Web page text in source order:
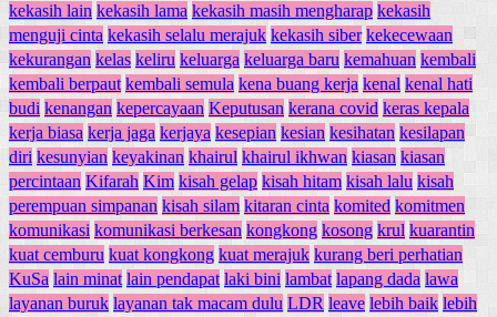
kekasih lain kekasih lama kekasih masih mengharap kekasih
menguji cinta kekasih selalu merajuk kekasih siber kekecewaan
kekurangan kelas keliru keluarga keluarga baru kemahuan kembali
kembali berpaut kembali semula kena buang kerja kenal kenal hati
budi kenangan kepercayaan Keputusan kerana covid keras kepala
kerja biasa kerja jaga kerjaya kesepian kesian kesihatan kesilapan
diri kesunyian keyakinan khairul khairul ikhwan kiasan kiasan
percintaan Kifarah Kim kisah gelap kisah hitam kisah lalu kisah
perempuan simpanan kisah silam kitaran cinta komited komitmen
komunikasi komunikasi berkesan kongkong kosong krul kuarantin
kuat cemburu kuat kongkong kuat merajuk kurang beri perhatian
KuSa lain minat lain pendapat laki bini lambat lapang dada lawa
layanan buruk layanan tak macam dulu LDR leave lebih baik lebih